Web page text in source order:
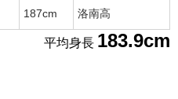
187cm 洛南高
平均身長 183.9cm